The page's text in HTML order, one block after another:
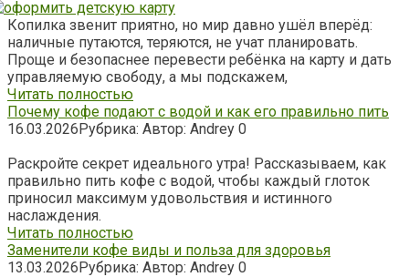
Копилка звенит приятно, но мир давно ушёл вперёд:
наличные путаются, теряются, не учат планировать.
Проще и безопаснее перевести ребёнка на карту и дать
управляемую свободу, а мы подскажем,
Читать полностью
Почему кофе подают с водой и как его правильно пить
16.03.2026Рубрика: Автор: Andrey 0
Раскройте секрет идеального утра! Рассказываем, как
правильно пить кофе с водой, чтобы каждый глоток
приносил максимум удовольствия и истинного
наслаждения.
Читать полностью
Заменители кофе виды и польза для здоровья
13.03.2026Рубрика: Автор: Andrey 0